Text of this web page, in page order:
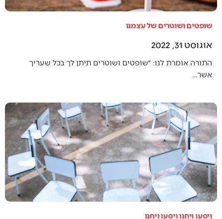
שופטים ושוטרים של עצמנו
אוגוסט 31, 2022
התורה אומרת לנו: ״שופטים ושוטרים תיתן לך בכל שעריך
אשר…
ויסעו ויחנו ויסעו ויחנו